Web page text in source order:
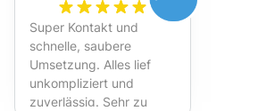
Super Kontakt und
schnelle, saubere
Umsetzung. Alles lief
unkompliziert und
zuverlässig. Sehr zu